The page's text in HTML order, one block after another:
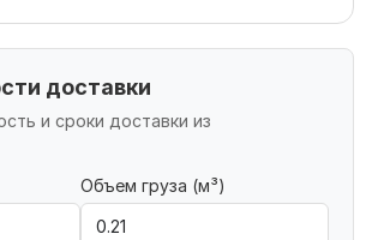
доставки
и сроки доставки из
Объем груза (м³)